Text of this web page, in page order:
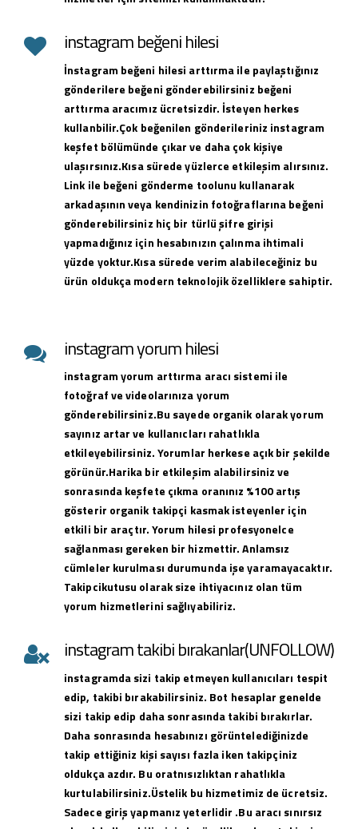
instagram beğeni hilesi
İnstagram beğeni hilesi arttırma ile paylaştığınız
gönderilere beğeni gönderebilirsiniz beğeni
arttırma aracımız ücretsizdir. İsteyen herkes
kullanbilir.Çok beğenilen gönderileriniz instagram
keşfet bölümünde çıkar ve daha çok kişiye
ulaşırsınız.Kısa sürede yüzlerce etkileşim alırsınız.
Link ile beğeni gönderme toolunu kullanarak
arkadaşının veya kendinizin fotoğraflarına beğeni
gönderebilirsiniz hiç bir türlü şifre girişi
yapmadığınız için hesabınızın çalınma ihtimali
yüzde yoktur.Kısa sürede verim alabileceğiniz bu
ürün oldukça modern teknolojik özelliklere sahiptir.
instagram yorum hilesi
instagram yorum arttırma aracı sistemi ile
fotoğraf ve videolarınıza yorum
gönderebilirsiniz.Bu sayede organik olarak yorum
sayınız artar ve kullanıcları rahatlıkla
etkileyebilirsiniz. Yorumlar herkese açık bir şekilde
görünür.Harika bir etkileşim alabilirsiniz ve
sonrasında keşfete çıkma oranınız %100 artış
gösterir organik takipçi kasmak isteyenler için
etkili bir araçtır. Yorum hilesi profesyonelce
sağlanması gereken bir hizmettir. Anlamsız
cümleler kurulması durumunda işe yaramayacaktır.
Takipcikutusu olarak size ihtiyacınız olan tüm
yorum hizmetlerini sağlıyabiliriz.
instagram takibi bırakanlar(UNFOLLOW)
instagramda sizi takip etmeyen kullanıcıları tespit
edip, takibi bırakabilirsiniz. Bot hesaplar genelde
sizi takip edip daha sonrasında takibi bırakırlar.
Daha sonrasında hesabınızı görüntelediğinizde
takip ettiğiniz kişi sayısı fazla iken takipçiniz
oldukça azdır. Bu oratnısızlıktan rahatlıkla
kurtulabilirsiniz.Üstelik bu hizmetimiz de ücretsiz.
Sadece giriş yapmanız yeterlidir .Bu aracı sınırsız